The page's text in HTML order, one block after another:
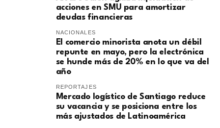
acciones en SMU para amortizar
deudas financieras
NACIONALES
El comercio minorista anota un débil
repunte en mayo, pero la electrónica
se hunde más de 20% en lo que va del
año
REPORTAJES
Mercado logístico de Santiago reduce
su vacancia y se posiciona entre los
más ajustados de Latinoamérica